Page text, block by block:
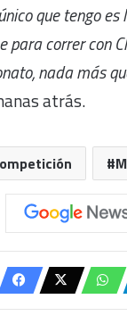
que tengo
para correr con
nada más
atrás.